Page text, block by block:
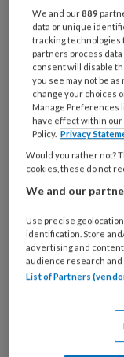
rol
Loes
Wil
Al een
We and our889
data or unique
tracking technologies
partners process
consent will disable
you see may not be
change your choices
Manage Preferences
have effect within our
Policy. Privacy
Would you rather not?
cookies, these do not
We and our
Use precise
identification. Store
advertising and
audience research
List of Partners